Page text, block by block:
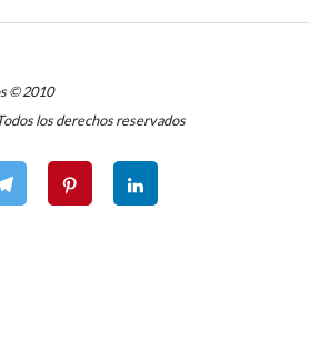
© 2010
los derechos reservados